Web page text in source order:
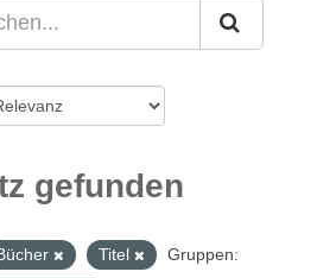
gefunden
Titel
Gruppen: